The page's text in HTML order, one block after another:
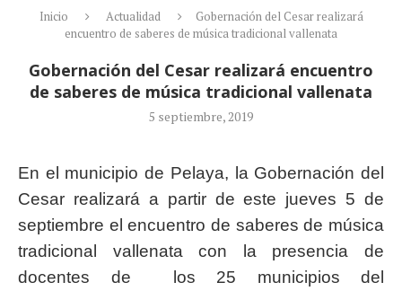
Inicio Actualidad
Gobernación del Cesar realizará
encuentro de saberes de música tradicional vallenata
Gobernación del Cesar realizará encuentro
de saberes de música tradicional vallenata
5 septiembre, 2019
En el municipio de Pelaya, la Gobernación del
Cesar realizará a partir de este jueves 5 de
septiembre el encuentro de saberes de música
tradicional vallenata con la presencia de
docentes de los 25 municipios del